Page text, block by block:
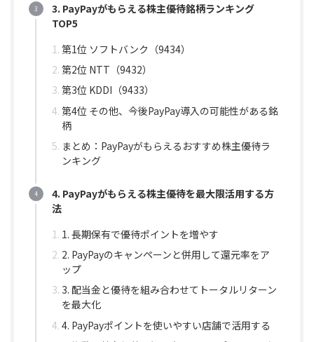
3. PayPayがもらえる株主優待銘柄ランキング
TOP5
第1位 ソフトバンク（9434）
第2位 NTT（9432）
第3位 KDDI（9433）
第4位 その他、今後PayPay導入の可能性がある銘
柄
まとめ：PayPayがもらえるおすすめ株主優待ラ
ンキング
4. PayPayがもらえる株主優待を最大限活用する方
法
1. 長期保有で優待ポイントを増やす
2. PayPayのキャンペーンと併用して還元率をア
ップ
3. 配当金と優待を組み合わせてトータルリターン
を最大化
4. PayPayポイントを使いやすい店舗で活用する